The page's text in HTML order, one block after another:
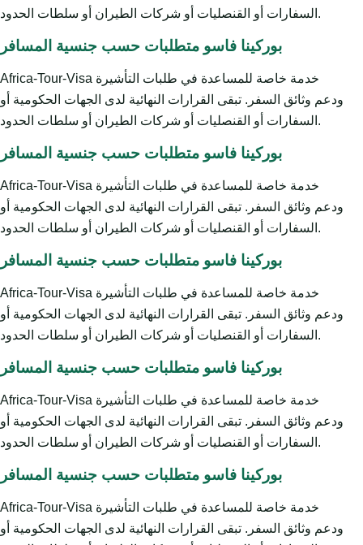
السفارات أو القنصليات أو شركات الطيران أو سلطات الحدود.
بوركينا فاسو متطلبات حسب جنسية المسافر
Africa-Tour-Visa خدمة خاصة للمساعدة في طلبات التأشيرة
ودعم وثائق السفر. تبقى القرارات النهائية لدى الجهات الحكومية أو
السفارات أو القنصليات أو شركات الطيران أو سلطات الحدود.
بوركينا فاسو متطلبات حسب جنسية المسافر
Africa-Tour-Visa خدمة خاصة للمساعدة في طلبات التأشيرة
ودعم وثائق السفر. تبقى القرارات النهائية لدى الجهات الحكومية أو
السفارات أو القنصليات أو شركات الطيران أو سلطات الحدود.
بوركينا فاسو متطلبات حسب جنسية المسافر
Africa-Tour-Visa خدمة خاصة للمساعدة في طلبات التأشيرة
ودعم وثائق السفر. تبقى القرارات النهائية لدى الجهات الحكومية أو
السفارات أو القنصليات أو شركات الطيران أو سلطات الحدود.
بوركينا فاسو متطلبات حسب جنسية المسافر
Africa-Tour-Visa خدمة خاصة للمساعدة في طلبات التأشيرة
ودعم وثائق السفر. تبقى القرارات النهائية لدى الجهات الحكومية أو
السفارات أو القنصليات أو شركات الطيران أو سلطات الحدود.
بوركينا فاسو متطلبات حسب جنسية المسافر
Africa-Tour-Visa خدمة خاصة للمساعدة في طلبات التأشيرة
ودعم وثائق السفر. تبقى القرارات النهائية لدى الجهات الحكومية أو